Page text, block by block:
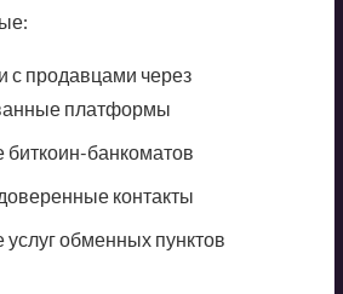
с продавцами через
платформы
биткоин-банкоматов
контакты
обменных пунктов